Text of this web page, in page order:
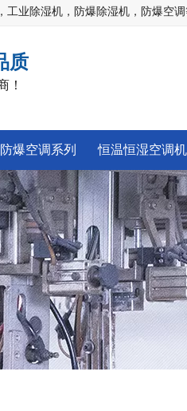
工业除湿机，防爆除湿机，防爆空调
质
！
防爆空调系列 恒温恒湿空调机